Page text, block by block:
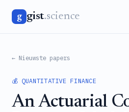
g gist.science
← Nieuwste papers
💰 QUANTITATIVE FINANCE
An Actuarial